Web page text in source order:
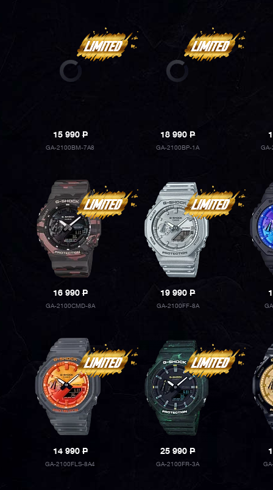
15 990P
GA-2100BM-7A8
18 990P
GA-2100BP-1A
16 990P
GA-2100CMD-8A
19 990P
GA-2100FF-8A
14 990P
GA-2100FLS-8A4
25 990P
GA-2100FR-3A